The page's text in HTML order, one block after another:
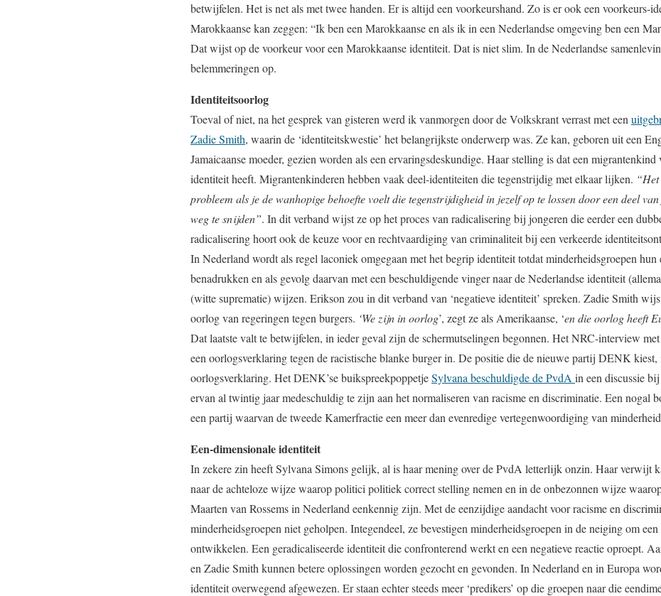
betwijfelen. Het is net als met twee handen. Er is altijd een voorkeurshand. Zo is er ook een voorkeurs-
Marokkaanse kan zeggen: “Ik ben een Marokkaanse en als ik in een Nederlandse omgeving ben een
Dat wijst op de voorkeur voor een Marokkaanse identiteit. Dat is niet slim. In de Nederlandse
belemmeringen op.
Identiteitsoorlog
Toeval of niet, na het gesprek van gisteren werd ik vanmorgen door de Volkskrant verrast met een
Zadie Smith, waarin de ‘identiteitskwestie’ het belangrijkste onderwerp was. Ze kan, geboren uit een
Jamaicaanse moeder, gezien worden als een ervaringsdeskundige. Haar stelling is dat een
identiteit heeft. Migrantenkinderen hebben vaak deel-identiteiten die tegenstrijdig met elkaar lijken.
probleem als je de wanhopige behoefte voelt die tegenstrijdigheid in jezelf op te lossen door een deel
weg te snijden”. In dit verband wijst ze op het proces van radicalisering bij jongeren die eerder een
radicalisering hoort ook de keuze voor en rechtvaardiging van criminaliteit bij een verkeerde
In Nederland wordt als regel laconiek omgegaan met het begrip identiteit totdat minderheidsgroepen hun
benadrukken en als gevolg daarvan met een beschuldigende vinger naar de Nederlandse identiteit
(witte suprematie) wijzen. Erikson zou in dit verband van ‘negatieve identiteit’ spreken. Zadie Smith
oorlog van regeringen tegen burgers. ‘We zijn in oorlog’, zegt ze als Amerikaanse, ‘en die oorlog heeft
Dat laatste valt te betwijfelen, in ieder geval zijn de schermutselingen begonnen. Het NRC-interview met
een oorlogsverklaring tegen de racistische blanke burger in. De positie die de nieuwe partij DENK kiest,
oorlogsverklaring. Het DENK’se buikspreekpoppetjeSylvana beschuldigde de PvdA in een discussie
ervan al twintig jaar medeschuldig te zijn aan het normaliseren van racisme en discriminatie. Een nogal
een partij waarvan de tweede Kamerfractie een meer dan evenredige vertegenwoordiging van
Een-dimensionale identiteit
In zekere zin heeft Sylvana Simons gelijk, al is haar mening over de PvdA letterlijk onzin. Haar verwijt
naar de achteloze wijze waarop politici politiek correct stelling nemen en in de onbezonnen wijze
Maarten van Rossems in Nederland eenkennig zijn. Met de eenzijdige aandacht voor racisme en
minderheidsgroepen niet geholpen. Integendeel, ze bevestigen minderheidsgroepen in de neiging om een
ontwikkelen. Een geradicaliseerde identiteit die confronterend werkt en een negatieve reactie oproept.
en Zadie Smith kunnen betere oplossingen worden gezocht en gevonden. In Nederland en in Europa
identiteit overwegend afgewezen. Er staan echter steeds meer ‘predikers’ op die groepen naar die